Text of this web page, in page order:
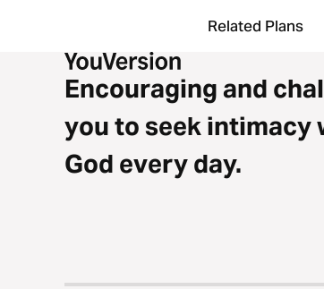
Related Plans
Encouraging and
you to seek intimacy
God every day.